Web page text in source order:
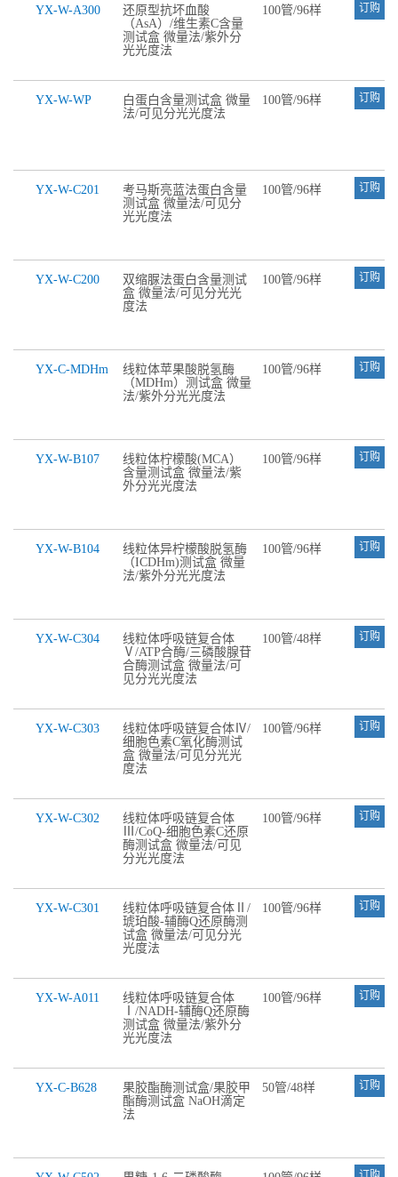
YX-W-A300
还原型抗坏血酸
（AsA）/维生素C含量
测试盒 微量法/紫外分
光光度法
100管/96样 订购
YX-W-WP
白蛋白含量测试盒 微量
法/可见分光光度法
100管/96样 订购
YX-W-C201
考马斯亮蓝法蛋白含量
测试盒 微量法/可见分
光光度法
100管/96样 订购
YX-W-C200
双缩脲法蛋白含量测试
盒 微量法/可见分光光
度法
100管/96样 订购
YX-C-MDHm
线粒体苹果酸脱氢酶
（MDHm）测试盒 微量
法/紫外分光光度法
100管/96样 订购
YX-W-B107
线粒体柠檬酸(MCA）
含量测试盒 微量法/紫
外分光光度法
100管/96样 订购
YX-W-B104
线粒体异柠檬酸脱氢酶
（ICDHm)测试盒 微量
法/紫外分光光度法
100管/96样 订购
YX-W-C304
线粒体呼吸链复合体
Ⅴ/ATP合酶/三磷酸腺苷
合酶测试盒 微量法/可
见分光光度法
100管/48样 订购
YX-W-C303
线粒体呼吸链复合体Ⅳ/
细胞色素C氧化酶测试
盒 微量法/可见分光光
度法
100管/96样 订购
YX-W-C302
线粒体呼吸链复合体
Ⅲ/CoQ-细胞色素C还原
酶测试盒 微量法/可见
分光光度法
100管/96样 订购
YX-W-C301
线粒体呼吸链复合体Ⅱ/
琥珀酸-辅酶Q还原酶测
试盒 微量法/可见分光
光度法
100管/96样 订购
YX-W-A011
线粒体呼吸链复合体
Ⅰ/NADH-辅酶Q还原酶
测试盒 微量法/紫外分
光光度法
100管/96样 订购
YX-C-B628
果胶酯酶测试盒/果胶甲
酯酶测试盒 NaOH滴定
法
50管/48样 订购